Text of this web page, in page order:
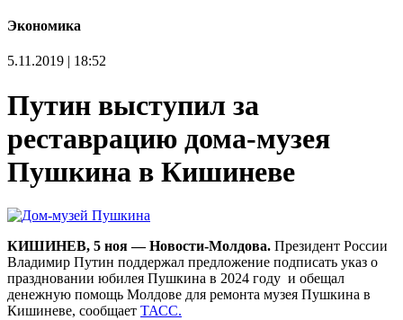
Экономика
5.11.2019 | 18:52
Путин выступил за
реставрацию дома-музея
Пушкина в Кишиневе
КИШИНЕВ, 5 ноя — Новости-Молдова. Президент России
Владимир Путин поддержал предложение подписать указ о
праздновании юбилея Пушкина в 2024 году и обещал
денежную помощь Молдове для ремонта музея Пушкина в
Кишиневе, сообщает ТАСС.